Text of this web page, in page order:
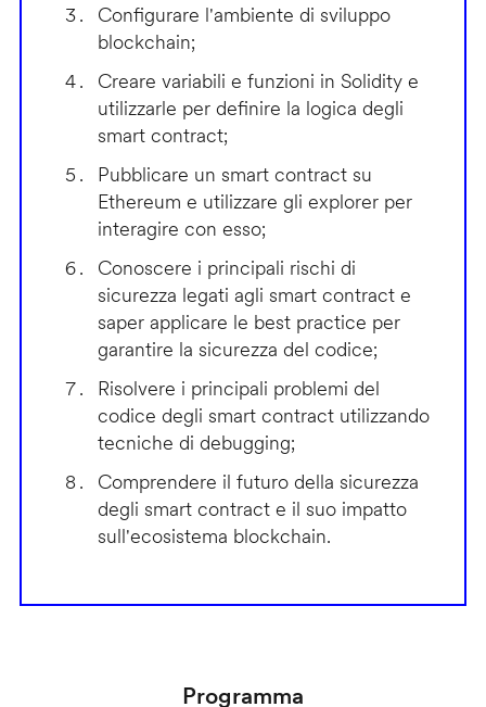
Configurare l'ambiente di sviluppo
blockchain;
Creare variabili e funzioni in Solidity e
utilizzarle per definire la logica degli
smart contract;
Pubblicare un smart contract su
Ethereum e utilizzare gli explorer per
interagire con esso;
Conoscere i principali rischi di
sicurezza legati agli smart contract e
saper applicare le best practice per
garantire la sicurezza del codice;
Risolvere i principali problemi del
codice degli smart contract utilizzando
tecniche di debugging;
Comprendere il futuro della sicurezza
degli smart contract e il suo impatto
sull'ecosistema blockchain.
Programma